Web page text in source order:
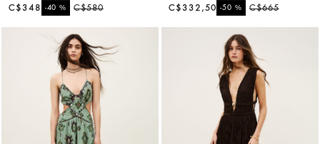
C$580
-40%
C$348
C$665
-50%
C$332,50